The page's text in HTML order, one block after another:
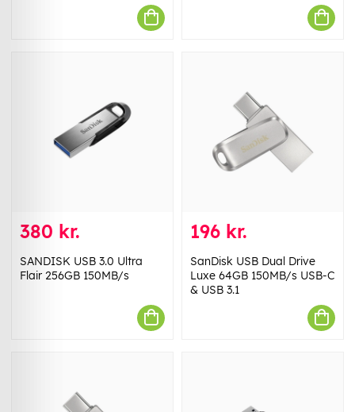
380 kr.
SANDISK USB 3.0 Ultra
Flair 256GB 150MB/s
196 kr.
SanDisk USB Dual Drive
Luxe 64GB 150MB/s USB-C
& USB 3.1